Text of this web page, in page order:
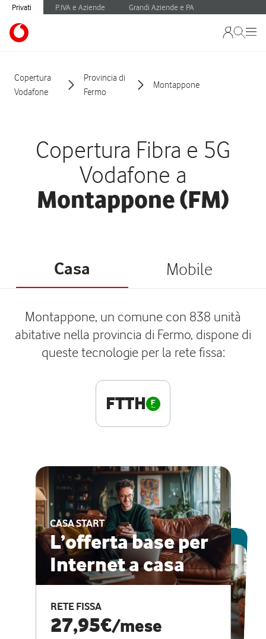
Privati P.IVA e Aziende Grandi Aziende e PA
Copertura
Vodafone
Provincia di
Fermo
Montappone
Copertura Fibra e 5G
Vodafone a
Montappone (FM)
Casa Mobile
Montappone, un comune con 838 unità
abitative nella provincia di Fermo, dispone di
queste tecnologie per la rete fissa:
FTTH
CASA START
L’offerta base per
Internet a casa
RETE FISSA
27,95€/mese
ESCLUSIVA ONLINE
CASA PRO
Internet veloce e
vantaggi speciali